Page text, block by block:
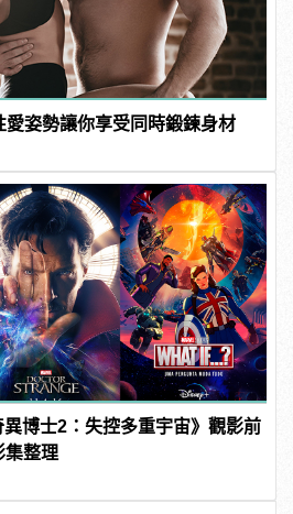
姿勢讓你享受同時鍛鍊身材
博士2：失控多重宇宙》觀影前
集整理